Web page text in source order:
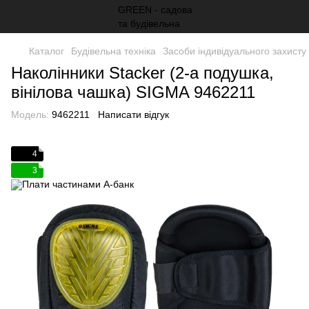
Каталог Будівельна техніка Засоби індивідуального захисту
Наколінники Stacker (2-а подушка,
вінілова чашка) SIGMA 9462211
Модель: 9462211 Написати відгук
4
3